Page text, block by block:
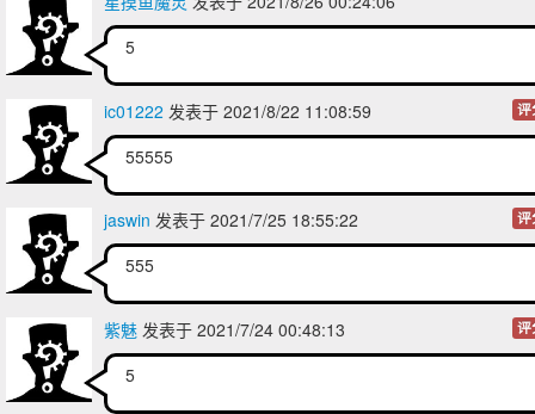
5
ic01222 发表于 2021/8/22 11:08:59 评
55555
jaswin 发表于 2021/7/25 18:55:22 评
555
紫魅 发表于 2021/7/24 00:48:13 评
5